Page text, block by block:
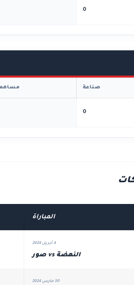
0
صناعة
0
المباراة
4 أبريل 2024
النهضة vs صور
30 مارس 2024